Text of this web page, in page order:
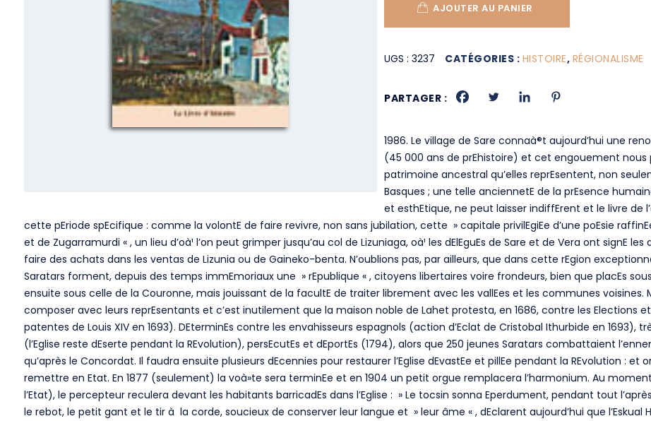
AJOUTER AU PANIER
UGS :3237 CATÉGORIES : HISTOIRE, RÉGIONALISME
PARTAGER :
1986. Le village de Sare connaà®t aujourd’hui une
(45 000 ans de prEhistoire) et cet engouement
patrimoine ancestral qu’elles reprEsentent, non
Basques ; une telle anciennetE de la prEsence
et esthEtique, ne peut laisser indiffErent et le livre
cette pEriode spEcifique : comme la volontE de faire revivre, non sans jubilation, cette » capitale privilEgiEe d’une poEsie
et de Zugarramurdi « , un lieu d’oà¹ l’on peut grimper jusqu’au col de Lizuniaga, oà¹ les dElEguEs de Sare et de Vera ont signE
faire des achats dans les ventas de Lizunia ou de Gaineko-benta. N’oublions pas, par ailleurs, que dans cette rEgion
Saratars forment, depuis des temps immEmoriaux une » rEpublique « , citoyens libertaires voire frondeurs, bien que placEs
ensuite sous celle de la Couronne, mais jouissant de la facultE de traiter librement avec les vallEes et les communes voisines.
composer avec leurs reprEsentants et c’est inutilement que la maison noble de Lahet protesta, en 1686, contre les Elections
patentes de Louis XIV en 1693). DEterminEs contre les envahisseurs espagnols (action d’Eclat de Cristobal Ithurbide en
(l’Eglise reste dEserte pendant la REvolution), persEcutEs et dEportEs (1794), alors que 250 jeunes Saratars combattaient
qu’après le Concordat. Il faudra ensuite plusieurs dEcennies pour restaurer l’Eglise dEvastEe et pillEe pendant la REvolution :
remettre en Etat. En 1877 (seulement) la voà»te sera terminEe et en 1904 un petit orgue remplacera l’harmonium. Au
l’Etat), le percepteur reculera devant les habitants barricadEs dans l’Eglise : » Le tocsin sonna Eperdument, pendant tout
le rebot, le petit gant et le tir à la corde, soucieux de conserver leur langue et » leur âme « , dEclarent aujourd’hui que